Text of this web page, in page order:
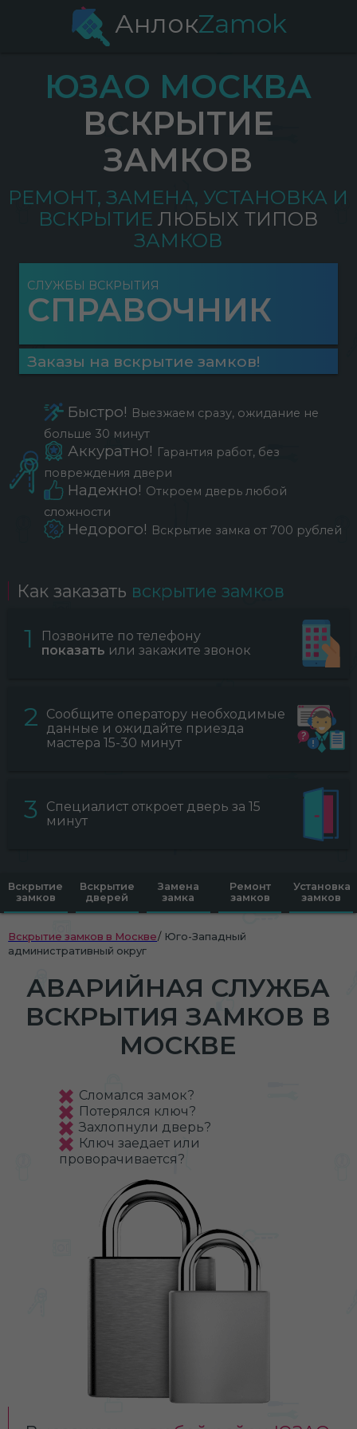
АнлокZamok
ЮЗАО МОСКВА
ВСКРЫТИЕ
ЗАМКОВ
РЕМОНТ, ЗАМЕНА, УСТАНОВКА И
ВСКРЫТИЕЛЮБЫХ ТИПОВ
ЗАМКОВ
СЛУЖБЫ ВСКРЫТИЯ
СПРАВОЧНИК
Заказы на вскрытие замков!
Быстро! Выезжаем сразу, ожидание не
больше 30 минут
Аккуратно! Гарантия работ, без
повреждения двери
Надежно! Откроем дверь любой
сложности
Недорого! Вскрытие замка от 700 рублей
Как заказать вскрытие замков
1
Позвоните по телефону
показать или закажите звонок
2
Сообщите оператору необходимые
данные и ожидайте приезда
мастера 15-30 минут
3
Специалист откроет дверь за 15
минут
Вскрытие
замков
Вскрытие
дверей
Замена
замка
Ремонт
замков
Установка
замков
Вскрытие замков в Москве
Юго-Западный
административный округ
АВАРИЙНАЯ СЛУЖБА
ВСКРЫТИЯ ЗАМКОВ В
МОСКВЕ
Сломался замок?
Потерялся ключ?
Захлопнули дверь?
Ключ заедает или
проворачивается?